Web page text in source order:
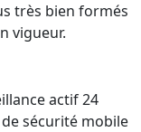
très bien formés
vigueur.
actif 24
sécurité mobile